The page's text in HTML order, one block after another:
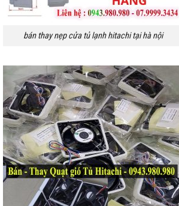
bán thay nẹp cửa tủ lạnh hitachi tại hà nội